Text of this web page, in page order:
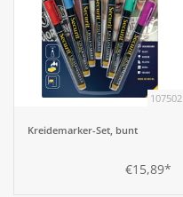
107502
Kreidemarker-Set, bunt
€15,89*